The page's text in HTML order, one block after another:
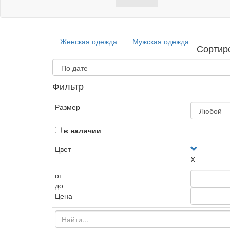
Женская одежда Мужская одежда
Фильтр
Размер
в наличии
Цвет
X
от
до
Цена